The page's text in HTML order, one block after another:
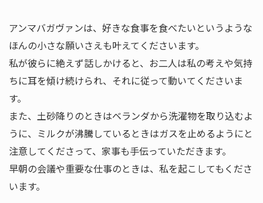
アンマバガヴァンは、好きな食事を食べたいというような
ほんの小さな願いさえも叶えてくださいます。
私が彼らに絶えず話しかけると、お二人は私の考えや気持
ちに耳を傾け続けられ、それに従って動いてくださいま
す。
また、土砂降りのときはベランダから洗濯物を取り込むよ
うに、ミルクが沸騰しているときはガスを止めるようにと
注意してくださって、家事も手伝っていただきます。
早朝の会議や重要な仕事のときは、私を起こしてもくださ
います。